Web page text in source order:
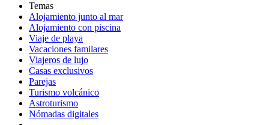
Temas
Alojamiento junto al mar
Alojamiento con piscina
Viaje de playa
Vacaciones familares
Viajeros de lujo
Casas exclusivos
Parejas
Turismo volcánico
Astroturismo
Nómadas digitales